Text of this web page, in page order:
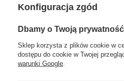
Konfiguracja zgód
Dbamy o Twoją prywatność
Sklep korzysta z plików cookie w
dostępu do cookie w Twojej
warunki Google